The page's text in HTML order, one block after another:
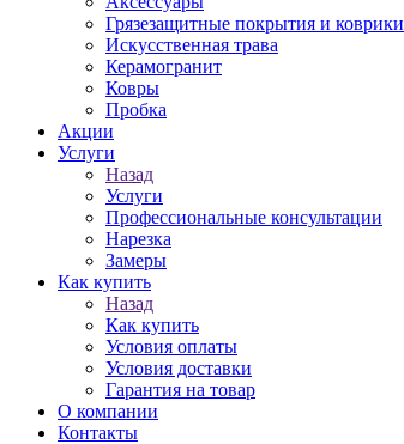
Грязезащитные покрытия и коврики
Искусственная трава
Керамогранит
Ковры
Пробка
Акции
Услуги
Назад
Услуги
Профессиональные консультации
Нарезка
Замеры
Как купить
Назад
Как купить
Условия оплаты
Условия доставки
Гарантия на товар
О компании
Контакты